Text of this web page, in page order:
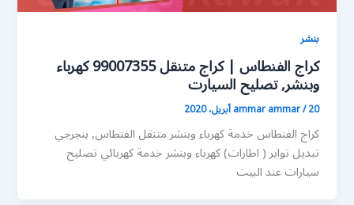
بنشر
كراج الفنطاس | كراج متنقل 99007355 كهرباء
وبنشر, تصليح السيارت
ammar ammar/20 أبريل، 2020
كراج الفنطاس خدمة كهرباء وبنشر متنقل الفنطاس, بنجرجي
تبديل تواير ( اطارات) كهرباء وبنشر خدمة كهربائي تصليح
سيارات عند البيت